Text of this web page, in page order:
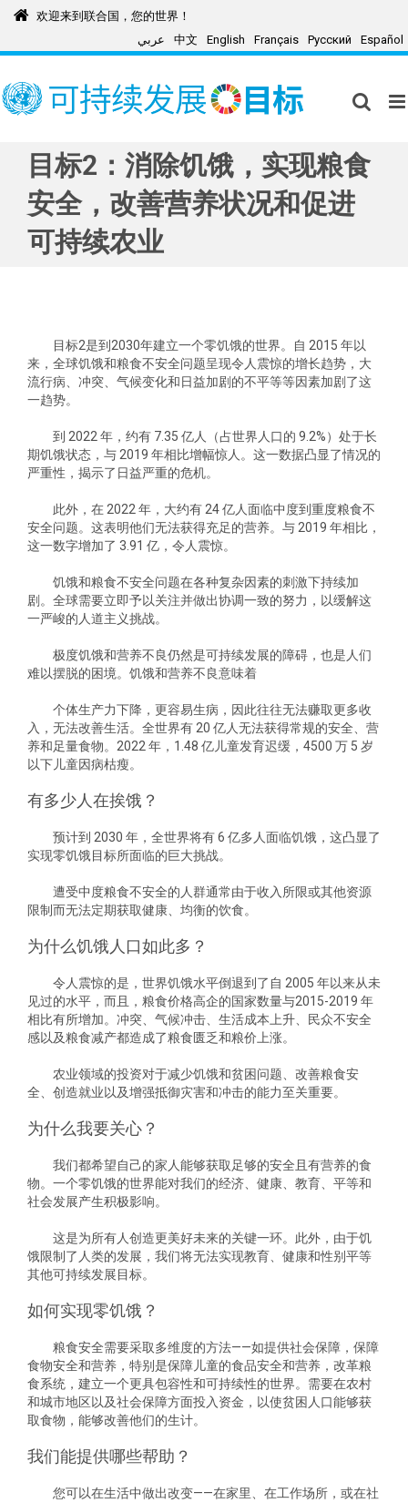
Skip
欢迎来到联合国，您的世界！
عربي
中文 English Français Русский Español
目标2：消除饥饿，实现粮食
安全，改善营养状况和促进
可持续农业
目标2是到2030年建立一个零饥饿的世界。自 2015 年以
来，全球饥饿和粮食不安全问题呈现令人震惊的增长趋势，大
流行病、冲突、气候变化和日益加剧的不平等等因素加剧了这
一趋势。
到 2022 年，约有 7.35 亿人（占世界人口的 9.2%）处于长
期饥饿状态，与 2019 年相比增幅惊人。这一数据凸显了情况的
严重性，揭示了日益严重的危机。
此外，在 2022 年，大约有 24 亿人面临中度到重度粮食不
安全问题。这表明他们无法获得充足的营养。与 2019 年相比，
这一数字增加了 3.91 亿，令人震惊。
饥饿和粮食不安全问题在各种复杂因素的刺激下持续加
剧。全球需要立即予以关注并做出协调一致的努力，以缓解这
一严峻的人道主义挑战。
极度饥饿和营养不良仍然是可持续发展的障碍，也是人们
难以摆脱的困境。饥饿和营养不良意味着
个体生产力下降，更容易生病，因此往往无法赚取更多收
入，无法改善生活。全世界有 20 亿人无法获得常规的安全、营
养和足量食物。2022 年，1.48 亿儿童发育迟缓，4500 万 5 岁
以下儿童因病枯瘦。
有多少人在挨饿？
预计到 2030 年，全世界将有 6 亿多人面临饥饿，这凸显了
实现零饥饿目标所面临的巨大挑战。
遭受中度粮食不安全的人群通常由于收入所限或其他资源
限制而无法定期获取健康、均衡的饮食。
为什么饥饿人口如此多？
令人震惊的是，世界饥饿水平倒退到了自 2005 年以来从未
见过的水平，而且，粮食价格高企的国家数量与2015-2019 年
相比有所增加。冲突、气候冲击、生活成本上升、民众不安全
感以及粮食减产都造成了粮食匮乏和粮价上涨。
农业领域的投资对于减少饥饿和贫困问题、改善粮食安
全、创造就业以及增强抵御灾害和冲击的能力至关重要。
为什么我要关心？
我们都希望自己的家人能够获取足够的安全且有营养的食
物。一个零饥饿的世界能对我们的经济、健康、教育、平等和
社会发展产生积极影响。
这是为所有人创造更美好未来的关键一环。此外，由于饥
饿限制了人类的发展，我们将无法实现教育、健康和性别平等
其他可持续发展目标。
如何实现零饥饿？
粮食安全需要采取多维度的方法——如提供社会保障，保障
食物安全和营养，特别是保障儿童的食品安全和营养，改革粮
食系统，建立一个更具包容性和可持续性的世界。需要在农村
和城市地区以及社会保障方面投入资金，以使贫困人口能够获
取食物，能够改善他们的生计。
我们能提供哪些帮助？
您可以在生活中做出改变——在家里、在工作场所，或在社